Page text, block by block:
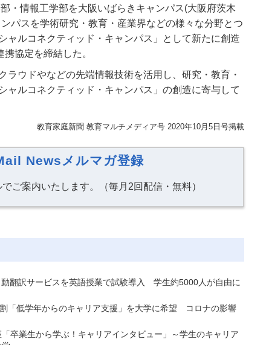
・情報工学部を大阪いばらきキャンパス(大阪府茨木
パスを学術研究・教育・産業界などの様々な分野とつ
ャルコネクティッド・キャンパス」として新たに創造
協定を締結した。
ラウドやなどの先端情報技術を活用し、研究・教育・
ャルコネクティッド・キャンパス」の創造に寄与して
教育家庭新聞 教育マルチメディア号 2020年10月5日号掲載
Newsメルマガ登録
ご案内いたします。（毎月2回配信・無料）
翻訳サービスを英語授業で試験導入 学生約5000人が自由に
「低学年からのキャリア支援」を大学に希望 コロナの影響
卒業生から学ぶ！キャリアインタビュー」～学生のキャリア